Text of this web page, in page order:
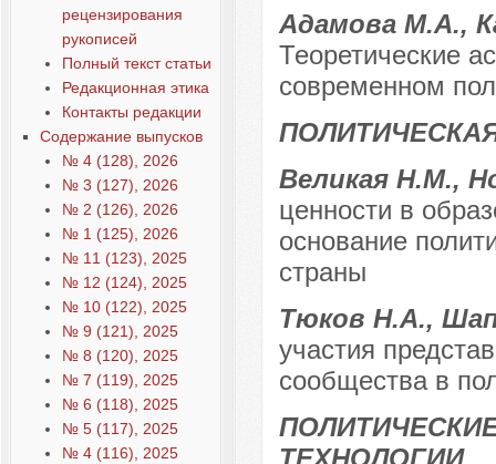
рецензирования
рукописей
Полный текст статьи
Редакционная этика
Контакты редакции
Содержание выпусков
№ 4 (128), 2026
№ 3 (127), 2026
№ 2 (126), 2026
№ 1 (125), 2026
№ 11 (123), 2025
№ 12 (124), 2025
№ 10 (122), 2025
№ 9 (121), 2025
№ 8 (120), 2025
№ 7 (119), 2025
№ 6 (118), 2025
№ 5 (117), 2025
№ 4 (116), 2025
Адамова М.А.,
Теоретические
современном
Великая Н.М.,
ценности в
основание
страны
Тюков Н.А.,
участия
сообщества в